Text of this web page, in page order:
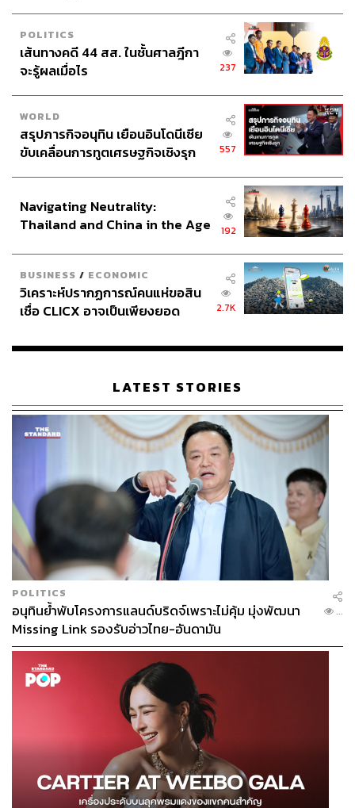
POLITICS
เส้นทางคดี 44 สส. ในชั้นศาลฎีกา
จะรู้ผลเมื่อไร
237
WORLD
สรุปภารกิจอนุทิน เยือนอินโดนีเซีย
ขับเคลื่อนการทูตเศรษฐกิจเชิงรุก
557
Navigating Neutrality:
Thailand and China in the Age
192
BUSINESS / ECONOMIC
วิเคราะห์ปรากฏการณ์คนแห่ขอสิน
เชื่อ CLICX อาจเป็นเพียงยอด
เรือนไทยที่ถูกซุกไว้
2.7K
LATEST STORIES
POLITICS
อนุทินย้ำพับโครงการแลนด์บริดจ์เพราะไม่คุ้ม มุ่งพัฒนา
Missing Link รองรับอ่าวไทย-อันดามัน
...